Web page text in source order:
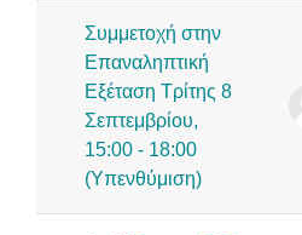
Συμμετοχή στην
Επαναληπτική
Εξέταση Τρίτης 8
Σεπτεμβρίου,
15:00 - 18:00
(Υπενθύμιση)